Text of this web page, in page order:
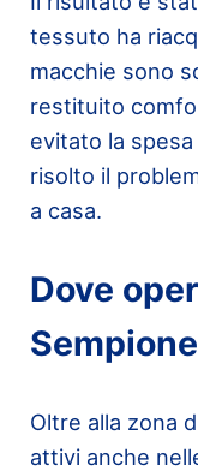
tessuto ha
macchie sono
restituito
evitato la
risolto il
a casa.
Dove
Sempione
Oltre alla zona
attivi anche